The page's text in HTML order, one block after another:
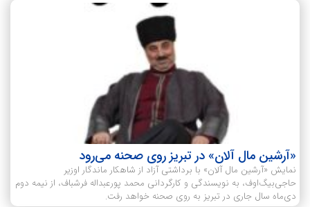
«آرشین مال آلان» در تبریز روی صحنه می‌رود
نمایش «آرشین مال آلان» با برداشتی آزاد از شاهکار ماندگار اوزیر
حاجی‌بیگ‌اوف، به نویسندگی و کارگردانی محمد پورعبداله فرشباف، از نیمه دوم
دی‌ماه سال جاری در تبریز به روی صحنه خواهد رفت.